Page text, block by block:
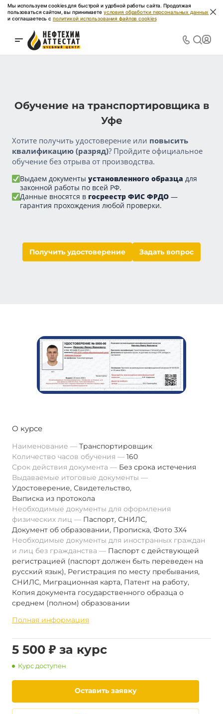
Мы используем cookies для быстрой и удобной работы сайта. Продолжая
пользоваться сайтом, вы принимаете условия обработки персональных данных
и соглашаетесь с политикой использования файлов cookies
Обучение на транспортировщика в
Уфе
Хотите получить удостоверение или повысить
квалификацию (разряд)? Пройдите официальное
обучение без отрыва от производства.
Выдаем документы установленного образца для
законной работы по всей РФ.
Данные вносятся в госреестр ФИС ФРДО —
гарантия прохождения любой проверки.
Получить удостоверение Задать вопрос
О курсе
Наименование
Транспортировщик
Количество часов обучения
160
Срок действия документа
Без срока истечения
Выдаваемые итоговые документы
Удостоверение, Свидетельство,
Выписка из протокола
Необходимые документы для оформления
физических лиц
Паспорт, СНИЛС,
Документ об образовании, Прописка, Фото 3Х4
Необходимые документы для иностранных граждан
и лиц без гражданства
Паспорт с действующей
регистрацией (паспорт должен быть переведен на
русский язык), Регистрация по месту пребывания,
СНИЛС, Миграционная карта, Патент на работу,
Копия документа государственного образца о
среднем (полном) образовании
Полная информация
5 500 ₽ за курс
Курс доступен
Оставить заявку